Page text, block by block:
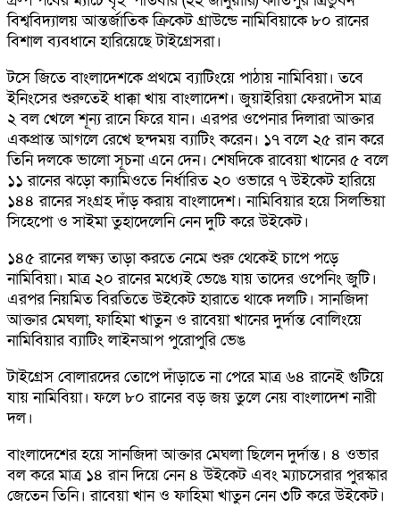
বিশ্ববিদ্যালয় আন্তর্জাতিক ক্রিকেট গ্রাউন্ডে নামিবিয়াকে ৮০ রানের
বিশাল ব্যবধানে হারিয়েছে টাইগ্রেসরা।
টসে জিতে বাংলাদেশকে প্রথমে ব্যাটিংয়ে পাঠায় নামিবিয়া। তবে
ইনিংসের শুরুতেই ধাক্কা খায় বাংলাদেশ। জুয়াইরিয়া ফেরদৌস মাত্র
২ বল খেলে শূন্য রানে ফিরে যান। এরপর ওপেনার দিলারা আক্তার
একপ্রান্ত আগলে রেখে ছন্দময় ব্যাটিং করেন। ১৭ বলে ২৫ রান করে
তিনি দলকে ভালো সূচনা এনে দেন। শেষদিকে রাবেয়া খানের ৫ বলে
১১ রানের ঝড়ো ক্যামিওতে নির্ধারিত ২০ ওভারে ৭ উইকেট হারিয়ে
১৪৪ রানের সংগ্রহ দাঁড় করায় বাংলাদেশ। নামিবিয়ার হয়ে সিলভিয়া
সিহেপো ও সাইমা তুহাদেলেনি নেন দুটি করে উইকেট।
১৪৫ রানের লক্ষ্য তাড়া করতে নেমে শুরু থেকেই চাপে পড়ে
নামিবিয়া। মাত্র ২০ রানের মধ্যেই ভেঙে যায় তাদের ওপেনিং জুটি।
এরপর নিয়মিত বিরতিতে উইকেট হারাতে থাকে দলটি। সানজিদা
আক্তার মেঘলা, ফাহিমা খাতুন ও রাবেয়া খানের দুর্দান্ত বোলিংয়ে
নামিবিয়ার ব্যাটিং লাইনআপ পুরোপুরি ভেঙ
টাইগ্রেস বোলারদের তোপে দাঁড়াতে না পেরে মাত্র ৬৪ রানেই গুটিয়ে
যায় নামিবিয়া। ফলে ৮০ রানের বড় জয় তুলে নেয় বাংলাদেশ নারী
দল।
বাংলাদেশের হয়ে সানজিদা আক্তার মেঘলা ছিলেন দুর্দান্ত। ৪ ওভার
বল করে মাত্র ১৪ রান দিয়ে নেন ৪ উইকেট এবং ম্যাচসেরার পুরস্কার
জেতেন তিনি। রাবেয়া খান ও ফাহিমা খাতুন নেন ৩টি করে উইকেট।